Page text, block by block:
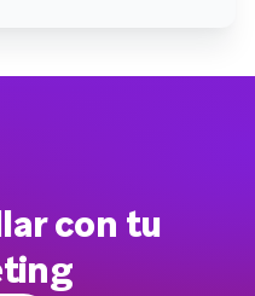
con tu